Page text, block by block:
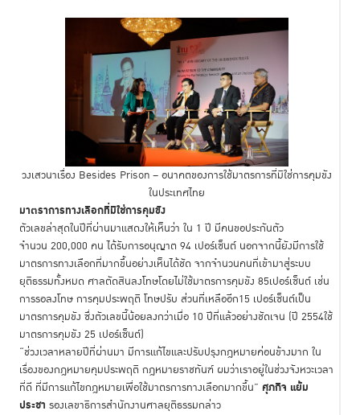
วงเสวนาเรื่อง Besides Prison – อนาคตของการใช้มาตรการที่มิใช่การคุมขัง
ในประเทศไทย
มาตราการทางเลือกที่มิใช่การคุมขัง
ตัวเลขล่าสุดในปีที่ผ่านมาแสดงให้เห็นว่า ใน 1 ปี มีคนขอประกันตัว
จำนวน 200,000 คน ได้รับการอนุญาต 94 เปอร์เซ็นต์ นอกจากนี้ยังมีการใช้
มาตรการทางเลือกที่มากขึ้นอย่างเห็นได้ชัด จากจำนวนคนที่เข้ามาสู่ระบบ
ยุติธรรมทั้งหมด ศาลตัดสินลงโทษโดยไม่ใช้มาตรการคุมขัง 85เปอร์เซ็นต์ เช่น
การรอลงโทษ การคุมประพฤติ โทษปรับ ส่วนที่เหลืออีก15 เปอร์เซ็นต์เป็น
มาตรการคุมขัง ซึ่งตัวเลขนี้น้อยลงกว่าเมื่อ 10 ปีที่แล้วอย่างชัดเจน (ปี 2554ใช้
มาตรการคุมขัง 25 เปอร์เซ็นต์)
“ช่วงเวลาหลายปีที่ผ่านมา มีการแก้ไขและปรับปรุงกฎหมายค่อนข้างมาก ใน
เรื่องของกฎหมายคุมประพฤติ กฎหมายราชทันฑ์ ผมว่าเราอยู่ในช่วงจังหวะเวลา
ที่ดี ที่มีการแก้ไขกฎหมายเพื่อใช้มาตรการทางเลือกมากขึ้น” ศุภกิจ แย้ม
ประชา รองเลขาธิการสำนักงานศาลยุติธรรมกล่าว